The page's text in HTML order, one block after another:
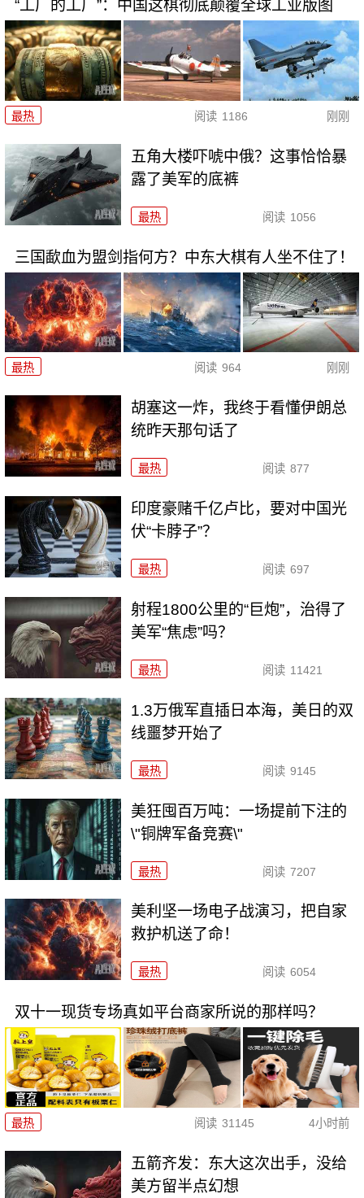
“工厂的工厂”：中国这棋彻底颠覆全球工业版图
最热 阅读 1186 刚刚
五角大楼吓唬中俄？这事恰恰暴
露了美军的底裤
最热 阅读 1056
三国歃血为盟剑指何方？中东大棋有人坐不住了！
最热 阅读 964 刚刚
胡塞这一炸，我终于看懂伊朗总
统昨天那句话了
最热 阅读 877
印度豪赌千亿卢比，要对中国光
伏“卡脖子”？
最热 阅读 697
射程1800公里的“巨炮”，治得了
美军“焦虑”吗？
最热 阅读 11421
1.3万俄军直插日本海，美日的双
线噩梦开始了
最热 阅读 9145
美狂囤百万吨：一场提前下注的
\"铜牌军备竞赛\"
最热 阅读 7207
美利坚一场电子战演习，把自家
救护机送了命！
最热 阅读 6054
双十一现货专场真如平台商家所说的那样吗？
最热 阅读 31145 4小时前
五箭齐发：东大这次出手，没给
美方留半点幻想